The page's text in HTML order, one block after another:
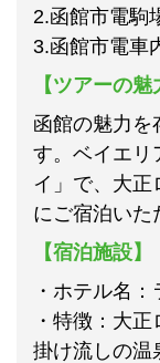
2.函館市電駒
3.函館市電車
【ツアーの魅
函館の魅力を
す。ベイエリ
イ」で、大正
にご宿泊いた
【宿泊施設】
・ホテル名
・特徴：大
掛け流しの温